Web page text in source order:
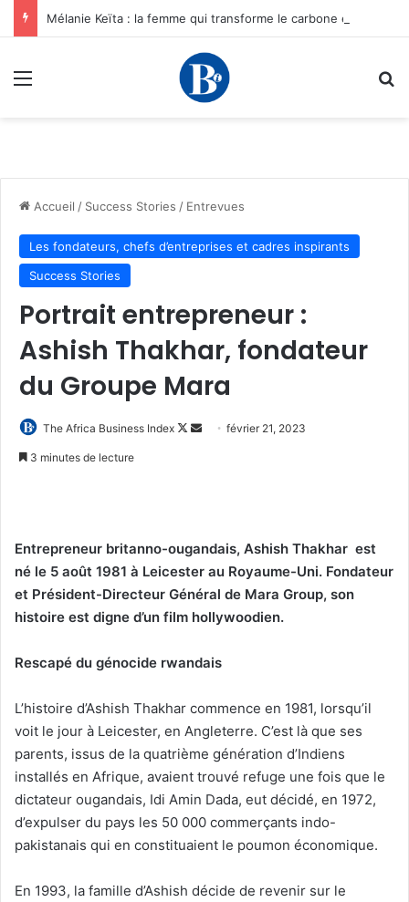
Menu
Accueil / Success Stories / Entrevues
Les fondateurs, chefs d’entreprises et cadres inspirants
Success Stories
Portrait entrepreneur :
Ashish Thakhar, fondateur
du Groupe Mara
The Africa Business Index
Follow
Envoyerfévrier 21, 2023
3 minutes de lecture
Entrepreneur britanno-ougandais, Ashish Thakhar est
né le 5 août 1981 à Leicester au Royaume-Uni. Fondateur
et Président-Directeur Général de Mara Group, son
histoire est digne d’un film hollywoodien.
Rescapé du génocide rwandais
L’histoire d’Ashish Thakhar commence en 1981, lorsqu’il
voit le jour à Leicester, en Angleterre. C’est là que ses
parents, issus de la quatrième génération d’Indiens
installés en Afrique, avaient trouvé refuge une fois que le
dictateur ougandais, Idi Amin Dada, eut décidé, en 1972,
d’expulser du pays les 50 000 commerçants indo-
pakistanais qui en constituaient le poumon économique.
En 1993, la famille d’Ashish décide de revenir sur le